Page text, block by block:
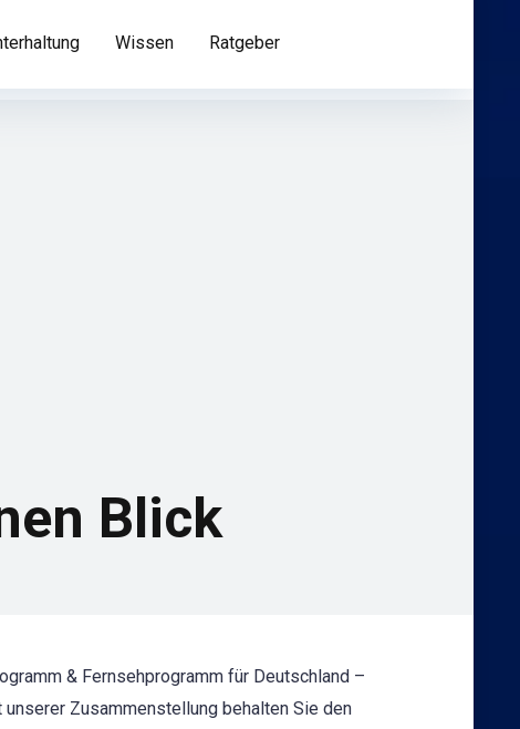
Wissen Ratgeber
Blick
& Fernsehprogramm für Deutschland –
Zusammenstellung behalten Sie den